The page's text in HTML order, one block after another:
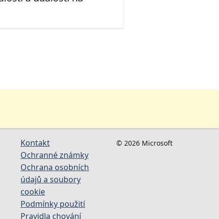
Kontakt
Ochranné známky
Ochrana osobních
údajů a soubory
cookie
Podmínky použití
Pravidla chování
© 2026 Microsoft